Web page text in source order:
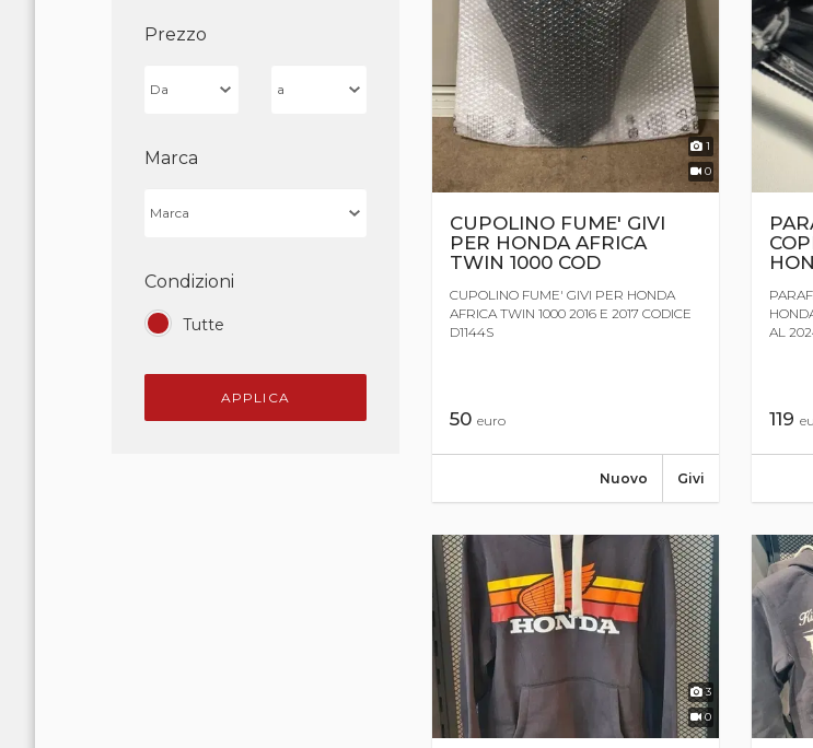
Prezzo
Marca
Condizioni
Tutte
APPLICA
1
0
CUPOLINO FUME' GIVI
PER HONDA AFRICA
TWIN 1000 COD
CUPOLINO FUME' GIVI PER HONDA
AFRICA TWIN 1000 2016 E 2017 CODICE
D1144S
50 euro
Givi
Nuovo
AL
119
3
0